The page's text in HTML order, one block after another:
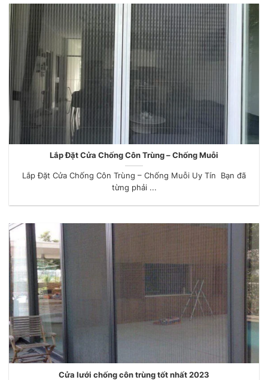
Lắp Đặt Cửa Chống Côn Trùng – Chống Muỗi
Lắp Đặt Cửa Chống Côn Trùng – Chống Muỗi Uy Tín Bạn đã
từng phải ...
Cửa lưới chống côn trùng tốt nhất 2023